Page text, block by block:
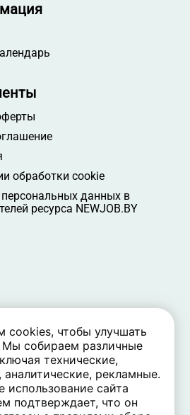
обработки cookie
данных в
ресурса NEWJOB.BY
2026 | Все права защищены
693331617
Минский р-н, Новодворский
cookies, чтобы улучшать
Мы собираем различные
технические,
рекламные.
использование сайта
подтверждает, что он